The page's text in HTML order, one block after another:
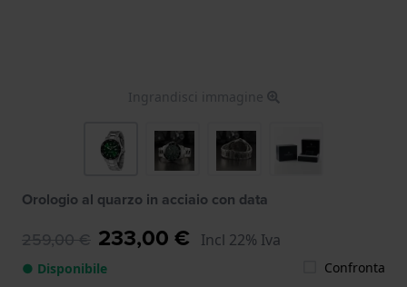
Ingrandisci immagine
Orologio al quarzo in acciaio con data
259,00 € 233,00 € Incl 22% Iva
● Disponibile Confronta